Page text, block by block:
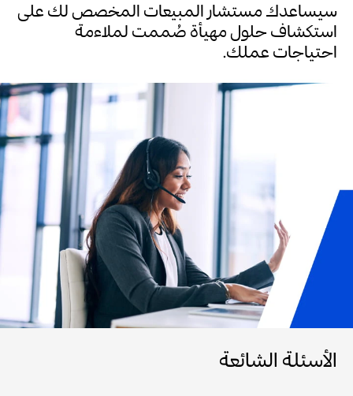
سيساعدك مستشار المبيعات المخصص لك على
استكشاف حلول مهيأة صُممت لملاءمة
احتياجات عملك.
الأسئلة الشائعة